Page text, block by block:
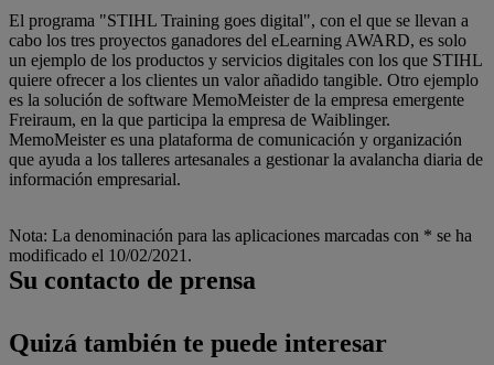
El programa "STIHL Training goes digital", con el que se llevan a
cabo los tres proyectos ganadores del eLearning AWARD, es solo
un ejemplo de los productos y servicios digitales con los que STIHL
quiere ofrecer a los clientes un valor añadido tangible. Otro ejemplo
es la solución de software MemoMeister de la empresa emergente
Freiraum, en la que participa la empresa de Waiblinger.
MemoMeister es una plataforma de comunicación y organización
que ayuda a los talleres artesanales a gestionar la avalancha diaria de
información empresarial.
Nota: La denominación para las aplicaciones marcadas con * se ha
modificado el 10/02/2021.
Su contacto de prensa
Quizá también te puede interesar